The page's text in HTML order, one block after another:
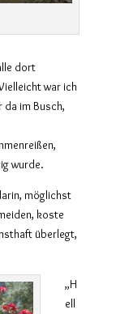
dort
war ich
im Busch,
wurde.
möglichst
koste
überlegt,
„H
ell